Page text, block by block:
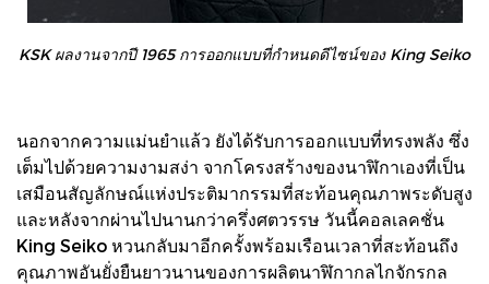
KSK ผลงานจากปี 1965 การออกแบบที่กำหนดดีไซน์ของ King Seiko
นอกจากความแม่นยำแล้ว ยังได้รับการออกแบบที่ทรงพลัง ซึ่ง
เต็มไปด้วยความงามสง่า จากโครงสร้างของนาฬิกาเองที่เป็น
เสมือนสัญลักษณ์แห่งประติมากรรมที่สะท้อนคุณภาพระดับสูง
และหลังจากผ่านไปนานกว่าครึ่งศตวรรษ วันนี้คอลเลคชั่น
King Seiko หวนกลับมาอีกครั้งพร้อมเรือนเวลาที่สะท้อนถึง
คุณภาพอันยั่งยืนยาวนานของการผลิตนาฬิกากลไกจักรกล